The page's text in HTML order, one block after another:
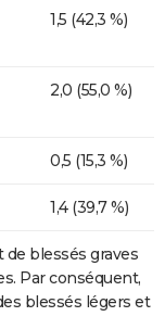
1,5 (42,3 %)
2,0 (55,0 %)
0,5 (15,3 %)
1,4 (39,7 %)
blessés graves
Par conséquent,
blessés légers et